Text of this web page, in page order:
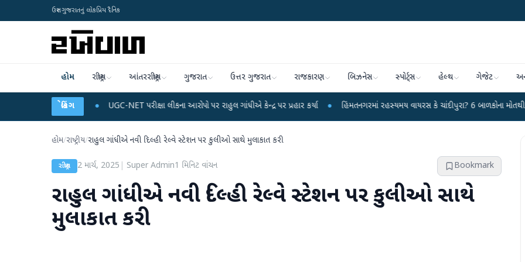
ઉત્તર ગુજરાતનું લોકપ્રિય દૈનિક
હોમ રાષ્ટ્રીય આંતરરાષ્ટ્રીય ગુજરાત ઉત્તર ગુજરાત રાજકારણ બિઝનેસ સ્પોર્ટ્સ હેલ્થ ગેજેટ
બ્રેકિંગ
UGC-NET પરીક્ષા લીકના આરોપો પર રાહુલ ગાંધીએ કેન્દ્ર પર પ્રહાર કર્યા ● હિંમતનગરમાં રહસ્યમય વાયરસ કે ચાંદીપુરા? 6 બાળકોના મોતથી ફફડાટ ●
હોમ/રાષ્ટ્રીય/રાહુલ ગાંધીએ ​​નવી દિલ્હી રેલ્વે સ્ટેશન પર કુલીઓ સાથે મુલાકાત કરી
રાષ્ટ્રીય 2 માર્ચ, 2025 Super Admin1 મિનિટ વાંચન Bookmark
રાહુલ ગાંધીએ ​​નવી દિલ્હી રેલ્વે સ્ટેશન પર કુલીઓ સાથે
મુલાકાત કરી